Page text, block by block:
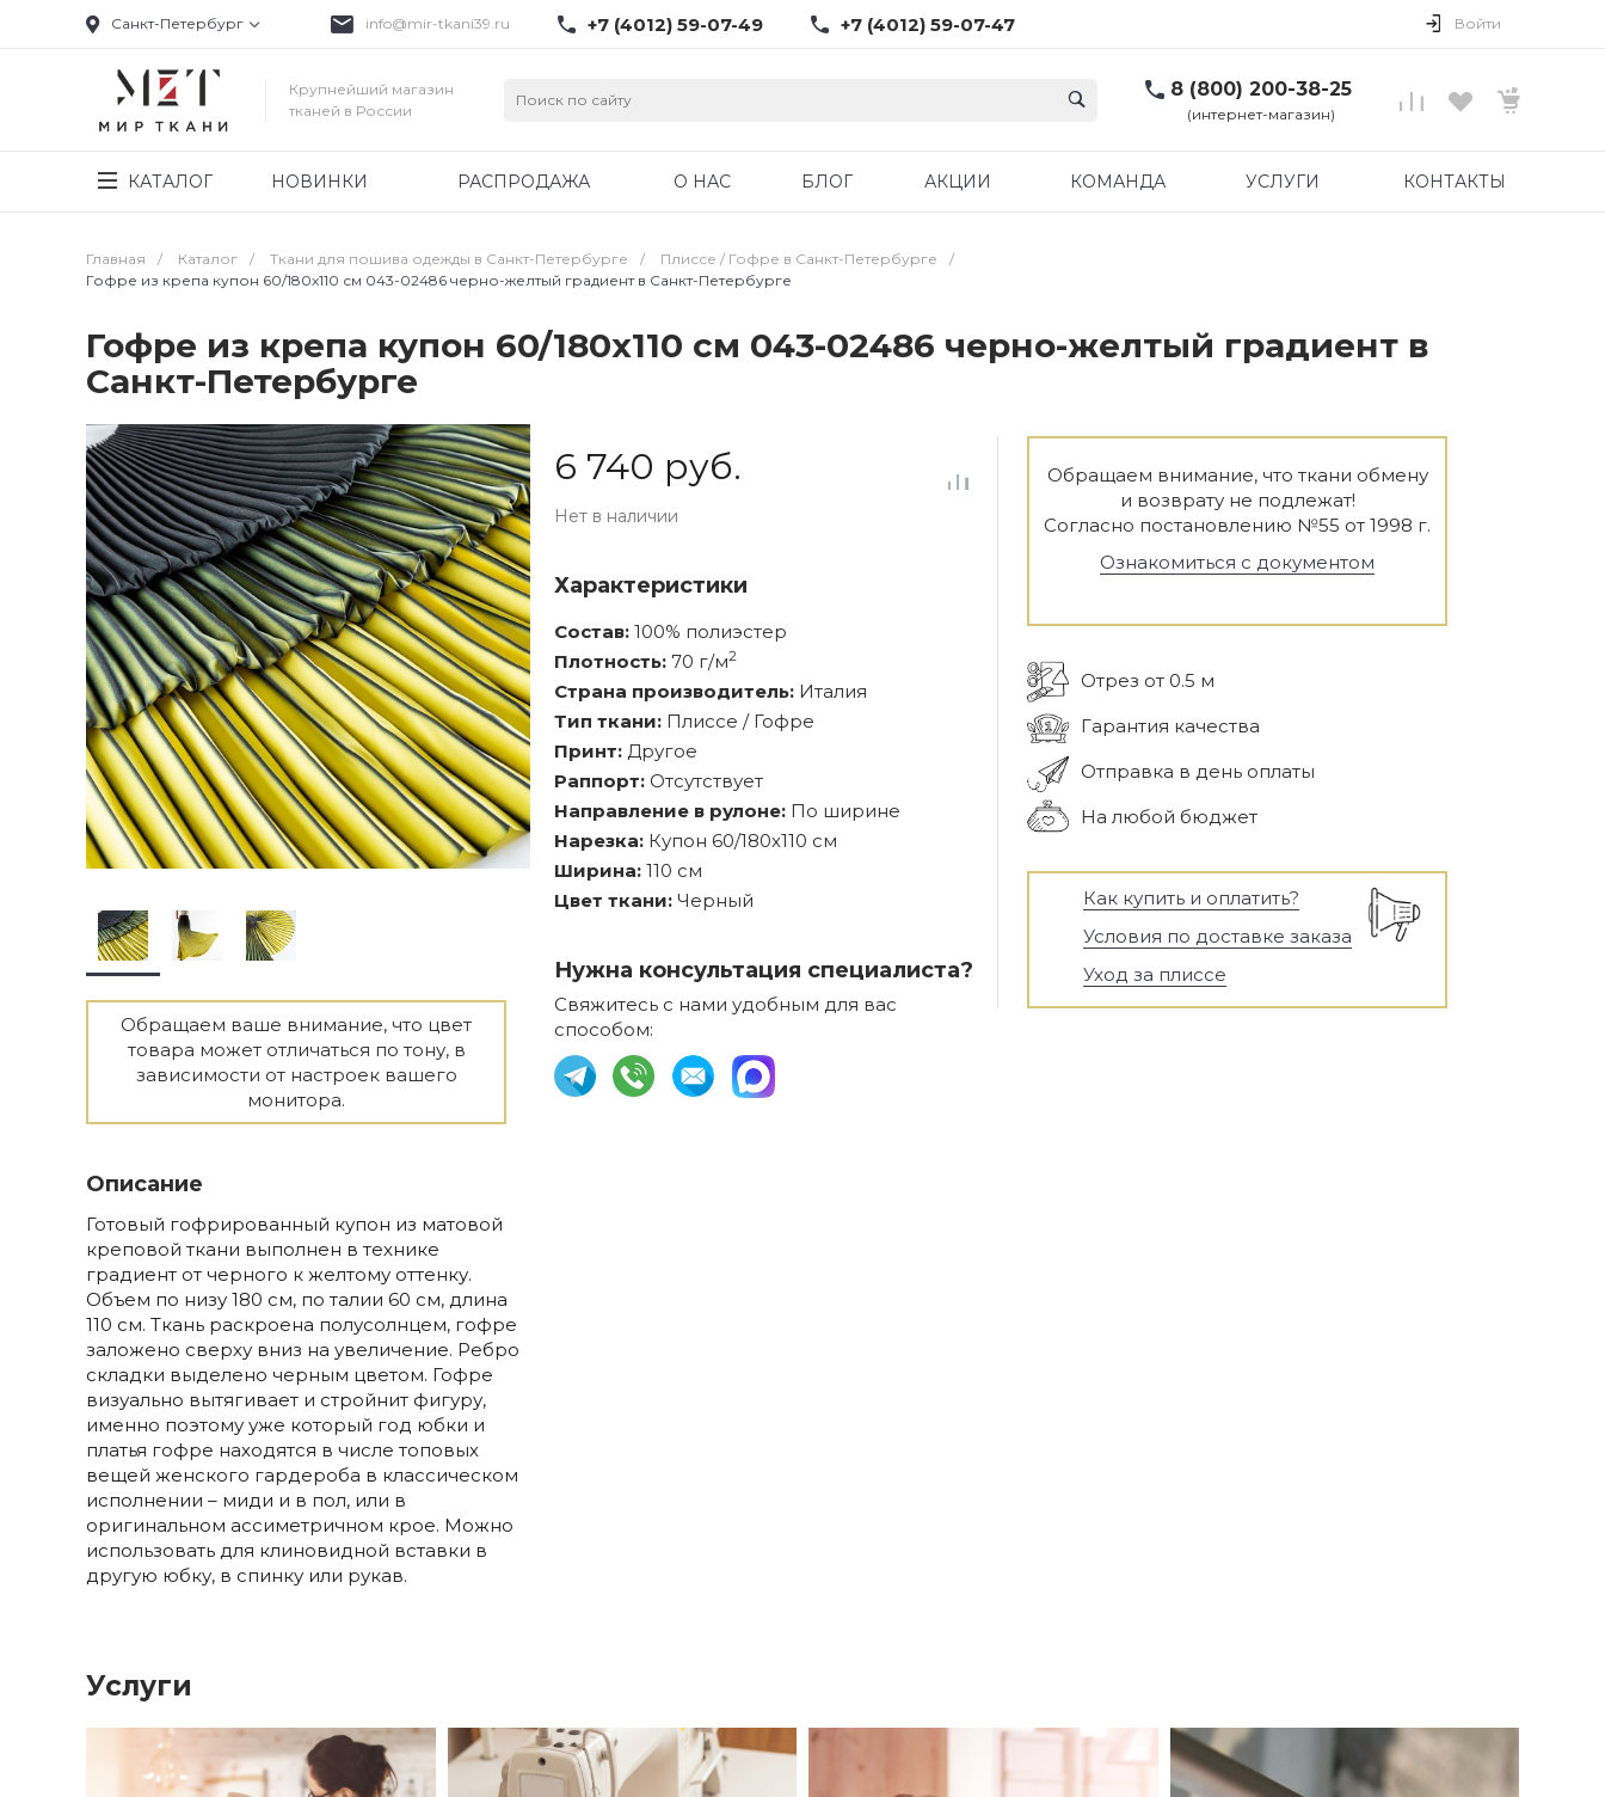
Санкт-Петербург info@mir-tkani39.ru +7 (4012) 59-07-49 +7 (4012) 59-07-47 Войти
Крупнейший магазин
тканей в России
8 (800) 200-38-25
(интернет-магазин)
КАТАЛОГ НОВИНКИ РАСПРОДАЖА О НАС БЛОГ АКЦИИ КОМАНДА УСЛУГИ КОНТАКТЫ
Главная / Каталог / Ткани для пошива одежды в Санкт-Петербурге / Плиссе / Гофре в Санкт-Петербурге
/
Гофре из крепа купон 60/180х110 см 043-02486 черно-желтый градиент в Санкт-Петербурге
Гофре из крепа купон 60/180х110 см 043-02486 черно-желтый градиент в
Санкт-Петербурге
Обращаем ваше внимание, что цвет
товара может отличаться по тону, в
зависимости от настроек вашего
монитора.
Описание
Готовый гофрированный купон из матовой
креповой ткани выполнен в технике
градиент от черного к желтому оттенку.
Объем по низу 180 см, по талии 60 см, длина
110 см. Ткань раскроена полусолнцем, гофре
заложено сверху вниз на увеличение. Ребро
складки выделено черным цветом. Гофре
визуально вытягивает и стройнит фигуру,
именно поэтому уже который год юбки и
платья гофре находятся в числе топовых
вещей женского гардероба в классическом
исполнении – миди и в пол, или в
оригинальном ассиметричном крое. Можно
использовать для клиновидной вставки в
другую юбку, в спинку или рукав.
6 740 руб.
Нет в наличии
Характеристики
Состав: 100% полиэстер
Плотность: 70 г/м2
Страна производитель: Италия
Тип ткани: Плиссе / Гофре
Принт: Другое
Раппорт: Отсутствует
Направление в рулоне: По ширине
Нарезка: Купон 60/180х110 см
Ширина: 110 см
Цвет ткани: Черный
Нужна консультация специалиста?
Свяжитесь с нами удобным для вас
способом:
Обращаем внимание, что ткани обмену
и возврату не подлежат!
Согласно постановлению №55 от 1998 г.
Ознакомиться с документом
Отрез от 0.5 м
Гарантия качества
Отправка в день оплаты
На любой бюджет
Как купить и оплатить?
Условия по доставке заказа
Уход за плиссе
Услуги